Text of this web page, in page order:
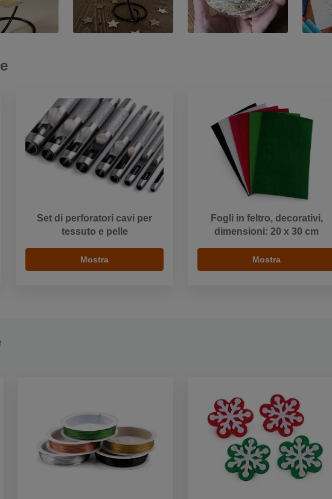
Set di perforatori cavi per
tessuto e pelle
Mostra
Fogli in feltro, decorativi,
dimensioni: 20 x 30 cm
Mostra